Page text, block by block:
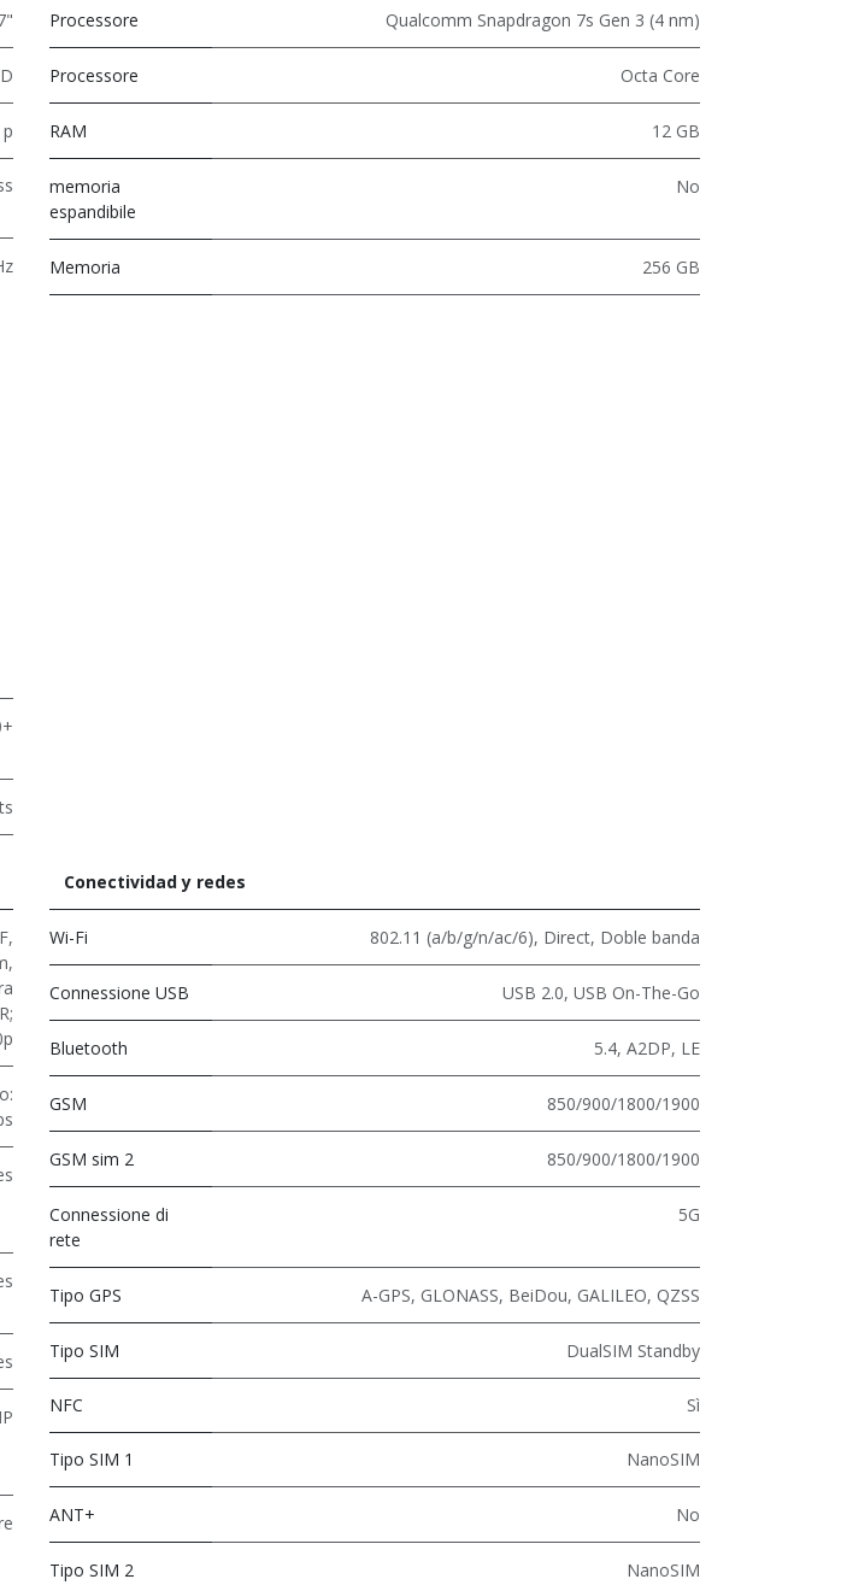
Processore Qualcomm Snapdragon 7s Gen 3 (4 nm)
Processore Octa Core
RAM 12 GB
memoria
espandibile
No
Memoria 256 GB
Conectividad y redes
Wi-Fi 802.11 (a/b/g/n/ac/6), Direct, Doble banda
Connessione USB USB 2.0, USB On-The-Go
Bluetooth 5.4, A2DP, LE
GSM 850/900/1800/1900
GSM sim 2 850/900/1800/1900
Connessione di
rete
5G
Tipo GPS A-GPS, GLONASS, BeiDou, GALILEO, QZSS
Tipo SIM DualSIM Standby
NFC Sì
Tipo SIM 1 NanoSIM
ANT+ No
Tipo SIM 2 NanoSIM